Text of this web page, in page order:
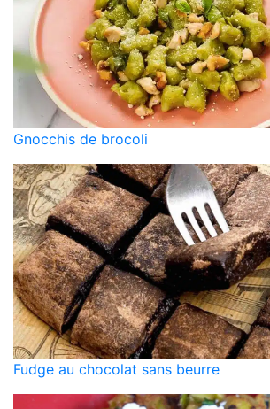
Gnocchis de brocoli
Fudge au chocolat sans beurre